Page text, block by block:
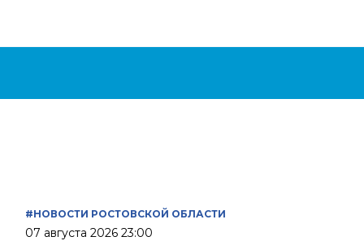
#НОВОСТИ РОСТОВСКОЙ ОБЛАСТИ
07 августа 2026 23:00